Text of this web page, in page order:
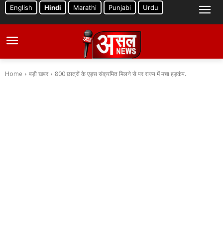
English Hindi Marathi Punjabi Urdu
Home बड़ी खबर 800 छात्रों के एड्स संक्रमित मिलने से पर राज्य में मचा हड़कंप.